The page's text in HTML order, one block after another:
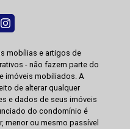
mobílias e artigos de
- não fazem parte do
imóveis mobiliados. A
de alterar qualquer
e dados de seus imóveis
do condomínio é
menor ou mesmo passível